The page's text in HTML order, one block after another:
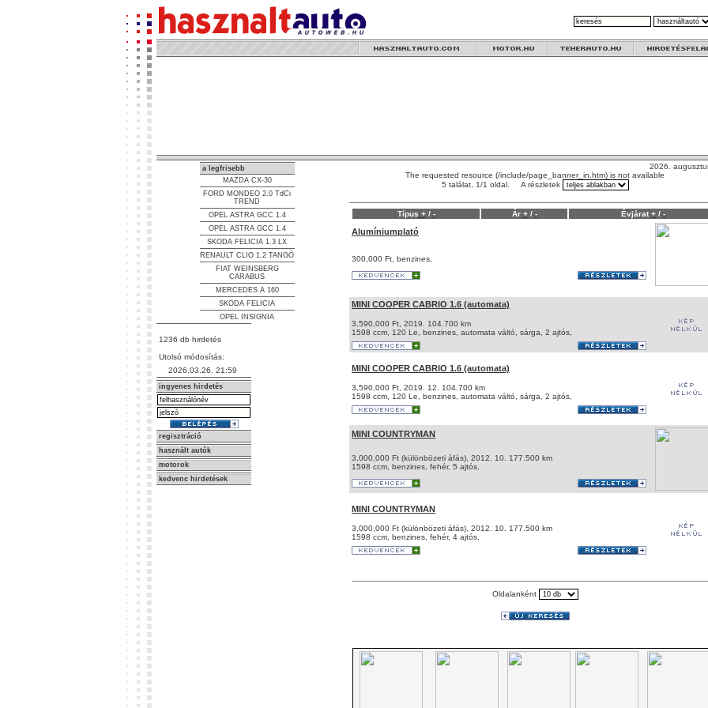
a legfrisebb
MAZDA CX-30
FORD MONDEO 2.0 TdCi
TREND
OPEL ASTRA GCC 1.4
OPEL ASTRA GCC 1.4
SKODA FELICIA 1.3 LX
RENAULT CLIO 1.2 TANGÓ
FIAT WEINSBERG
CARABUS
MERCEDES A 160
SKODA FELICIA
OPEL INSIGNIA
1236 db hirdetés
Utolsó módosítás:
2026.03.26. 21:59
ingyenes hirdetés
regisztráció
használt autók
motorok
kedvenc hirdetések
2026.
The requested resource (/include/page_banner_in.htm) is not available
5 találat, 1/1 oldal. A részletek
Típus +/ - Ár +/ - Évjárat + / -
Alumíniumplató
300,000 Ft, benzines,
MINI COOPER CABRIO 1.6 (automata)
3,590,000 Ft, 2019. 104.700 km
1598 ccm, 120 Le, benzines, automata váltó, sárga, 2 ajtós,
MINI COOPER CABRIO 1.6 (automata)
3,590,000 Ft, 2019. 12. 104.700 km
1598 ccm, 120 Le, benzines, automata váltó, sárga, 2 ajtós,
MINI COUNTRYMAN
3,000,000 Ft (különbözeti áfás), 2012. 10. 177.500 km
1598 ccm, benzines, fehér, 5 ajtós,
MINI COUNTRYMAN
3,000,000 Ft (különbözeti áfás), 2012. 10. 177.500 km
1598 ccm, benzines, fehér, 4 ajtós,
Oldalanként